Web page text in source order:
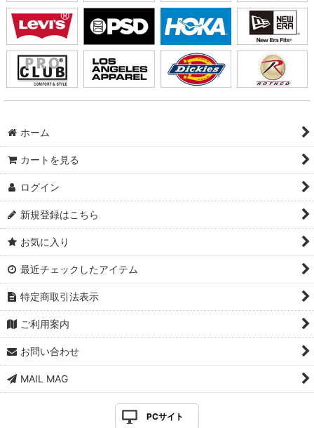
ホーム
カートを見る
ログイン
新規登録はこちら
お気に入り
最近チェックしたアイテム
特定商取引法表示
ご利用案内
お問い合わせ
MAIL MAG
PCサイト